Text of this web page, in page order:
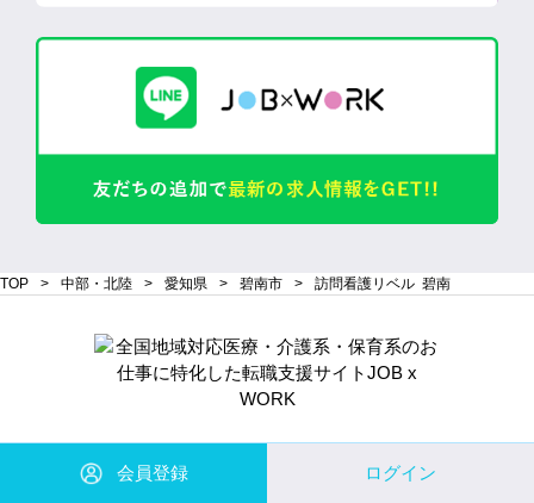
TOP 中部・北陸 愛知県 碧南市 訪問看護リベル 碧南
会員登録 ログイン
Copyright© 株式会社 Will Be コーポレーション All Rights Reserved.